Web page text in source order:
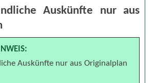
Auskünfte nur aus
Auskünfte nur aus Originalplan